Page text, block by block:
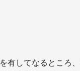
を有してなるところ、